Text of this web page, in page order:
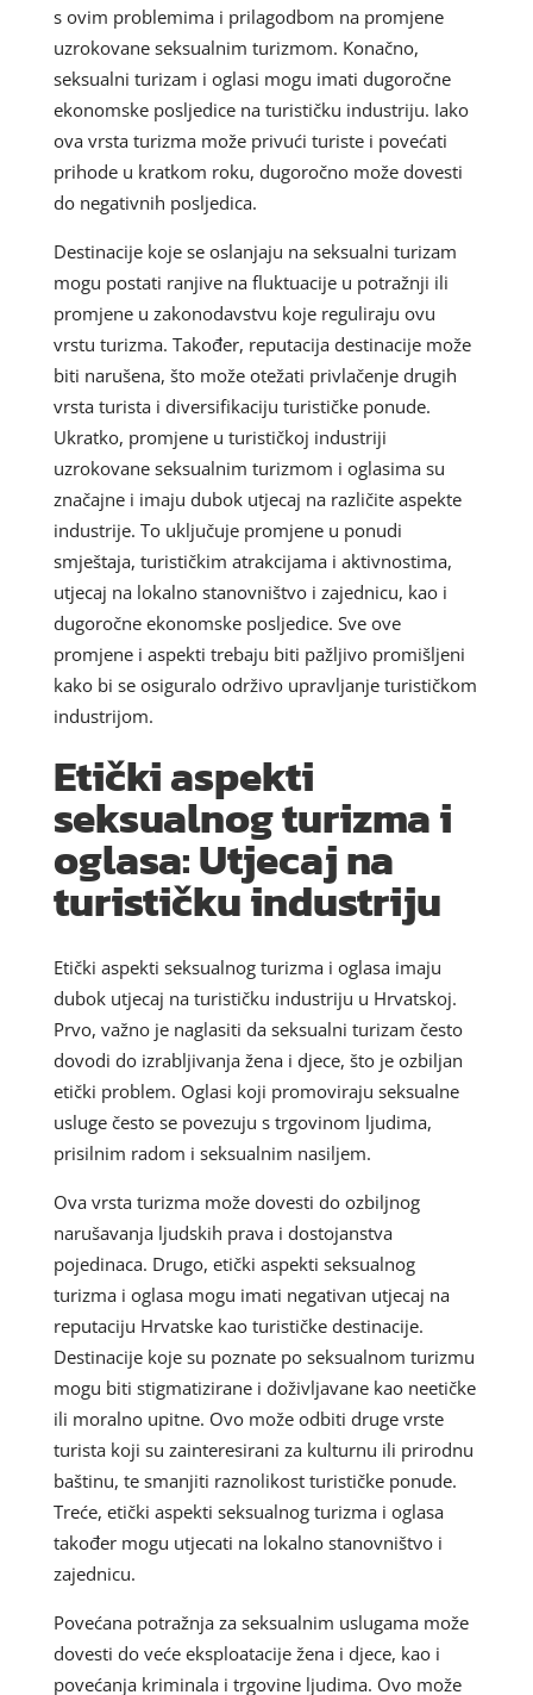
s ovim problemima i prilagodbom na promjene
uzrokovane seksualnim turizmom. Konačno,
seksualni turizam i oglasi mogu imati dugoročne
ekonomske posljedice na turističku industriju. Iako
ova vrsta turizma može privući turiste i povećati
prihode u kratkom roku, dugoročno može dovesti
do negativnih posljedica.
Destinacije koje se oslanjaju na seksualni turizam
mogu postati ranjive na fluktuacije u potražnji ili
promjene u zakonodavstvu koje reguliraju ovu
vrstu turizma. Također, reputacija destinacije može
biti narušena, što može otežati privlačenje drugih
vrsta turista i diversifikaciju turističke ponude.
Ukratko, promjene u turističkoj industriji
uzrokovane seksualnim turizmom i oglasima su
značajne i imaju dubok utjecaj na različite aspekte
industrije. To uključuje promjene u ponudi
smještaja, turističkim atrakcijama i aktivnostima,
utjecaj na lokalno stanovništvo i zajednicu, kao i
dugoročne ekonomske posljedice. Sve ove
promjene i aspekti trebaju biti pažljivo promišljeni
kako bi se osiguralo održivo upravljanje turističkom
industrijom.
Etički aspekti
seksualnog turizma i
oglasa: Utjecaj na
turističku industriju
Etički aspekti seksualnog turizma i oglasa imaju
dubok utjecaj na turističku industriju u Hrvatskoj.
Prvo, važno je naglasiti da seksualni turizam često
dovodi do izrabljivanja žena i djece, što je ozbiljan
etički problem. Oglasi koji promoviraju seksualne
usluge često se povezuju s trgovinom ljudima,
prisilnim radom i seksualnim nasiljem.
Ova vrsta turizma može dovesti do ozbiljnog
narušavanja ljudskih prava i dostojanstva
pojedinaca. Drugo, etički aspekti seksualnog
turizma i oglasa mogu imati negativan utjecaj na
reputaciju Hrvatske kao turističke destinacije.
Destinacije koje su poznate po seksualnom turizmu
mogu biti stigmatizirane i doživljavane kao neetičke
ili moralno upitne. Ovo može odbiti druge vrste
turista koji su zainteresirani za kulturnu ili prirodnu
baštinu, te smanjiti raznolikost turističke ponude.
Treće, etički aspekti seksualnog turizma i oglasa
također mogu utjecati na lokalno stanovništvo i
zajednicu.
Povećana potražnja za seksualnim uslugama može
dovesti do veće eksploatacije žena i djece, kao i
povećanja kriminala i trgovine ljudima. Ovo može